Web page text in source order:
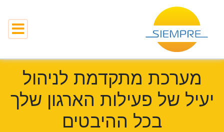
מערכת מתקדמת לניהול
יעיל של פעילות הארגון שלך
בכל ההיבטים